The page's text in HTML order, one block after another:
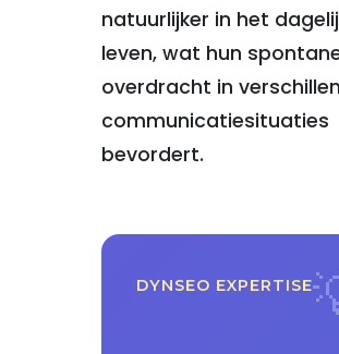
natuurlijker in het
leven, wat hun
overdracht in
communicatiesituaties
bevordert.
DYNSEO EXPERTISE